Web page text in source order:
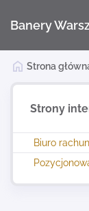
Banery
Strona
Strony
Biuro